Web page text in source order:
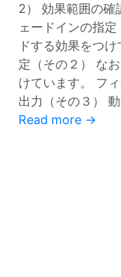
2） 効果範囲の確
ェードインの指
ドする効果をつ
定（その２） な
けています。 フ
出力（その３）
Read more →